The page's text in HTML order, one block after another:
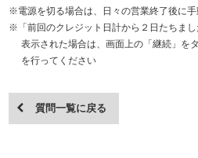
※電源を切る場合は、日々の営業終了後に手
※「前回のクレジット日計から２日たちま
表示された場合は、画面上の「継続」を
を行ってください​
質問一覧に戻る